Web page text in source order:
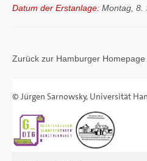
Datum der Erstanlage: Montag, 8.
Zurück zur Hamburger Homepage
© Jürgen Sarnowsky, Universität